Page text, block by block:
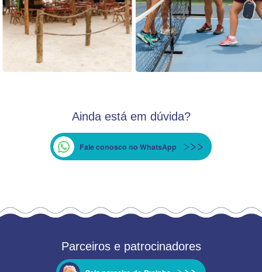
Ainda está em dúvida?
Fale conosco no WhatsApp
Parceiros e patrocinadores